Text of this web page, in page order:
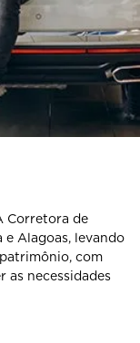
Corretora de
e Alagoas, levando
com
as necessidades